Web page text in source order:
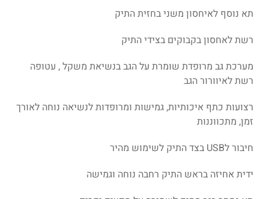
תא נוסף לאיחסון משני בחזית התיק
רשת לאחסון בקבוקים בצידי התיק
מערכת גב מרופדת שומרת על הגב בנשיאת משקל , עטופה
רשת לאיוורור הגב
רצועות כתף איכותיות, גמישות ומרופדות לנשיאה נוחה לאורך
זמן, מתכווננות
חיבור לUSB בצד התיק לשימוש מהיר
ידית אחיזה בראש התיק רחבה נוחה וגמישה